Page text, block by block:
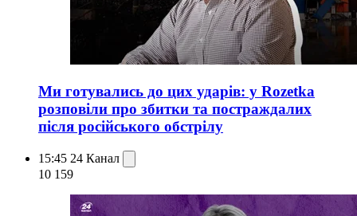
Ми готувались до цих ударів: у Rozetka
розповіли про збитки та постраждалих
після російського обстрілу
15:45 24 Канал
10 159